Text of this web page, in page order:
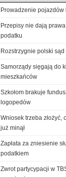
Prowadzenie pojazdów
Przepisy nie dają
podatku
Rozstrzygnie polski sąd
Samorządy sięgają do
mieszkańców
Szkołom brakuje
logopedów
Wniosek trzeba złożyć,
już minął
Zapłata za zniesienie
podatkiem
Zwrot partycypacji w